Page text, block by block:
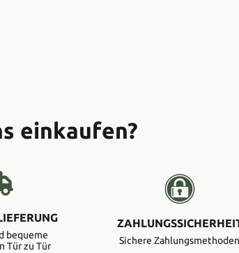
einkaufen?
bequeme
Tür zu Tür
Sichere Zahlungsmethoden